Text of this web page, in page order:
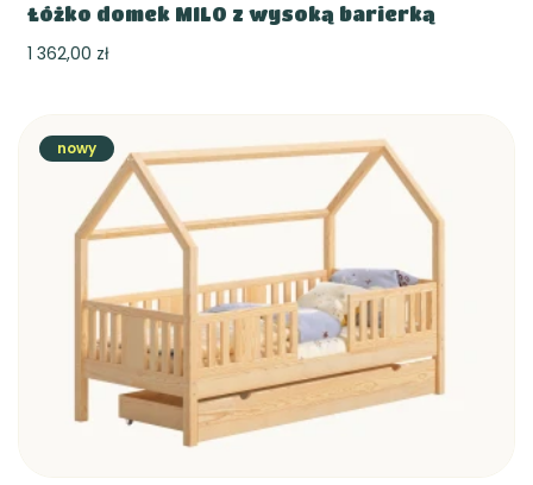
Łóżko domek MILO z wysoką barierką
1 362,00 zł
nowy